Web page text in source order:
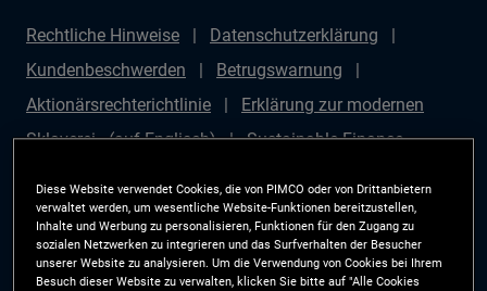
Rechtliche Hinweise
Datenschutzerklärung
Kundenbeschwerden
Betrugswarnung
Aktionärsrechterichtlinie
Erklärung zur modernen
Sklaverei - (auf Englisch)
Sustainable Finance
Anlegerrechte
Site Map
Cookie-Präferenzmanager
PIMCO ESG Rating Methodology
Diese Website verwendet Cookies, die von PIMCO oder von Drittanbietern
verwaltet werden, um wesentliche Website-Funktionen bereitzustellen,
Inhalte und Werbung zu personalisieren, Funktionen für den Zugang zu
sozialen Netzwerken zu integrieren und das Surfverhalten der Besucher
unserer Website zu analysieren. Um die Verwendung von Cookies bei Ihrem
Besuch dieser Website zu verwalten, klicken Sie bitte auf "Alle Cookies